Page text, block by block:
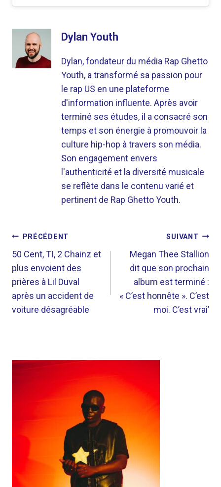
Dylan Youth
Dylan, fondateur du média Rap Ghetto
Youth, a transformé sa passion pour
le rap US en une plateforme
d'information influente. Après avoir
terminé ses études, il a consacré son
temps et son énergie à promouvoir la
culture hip-hop à travers son média.
Son engagement envers
l'authenticité et la diversité musicale
se reflète dans le contenu varié et
pertinent de Rap Ghetto Youth.
NAVIGATION
DE
L’ARTICLE
PRÉCÉDENT
50 Cent, TI, 2 Chainz et
plus envoient des
prières à Lil Duval
après un accident de
voiture désagréable
SUIVANT
Megan Thee Stallion
dit que son prochain
album est terminé :
« C’est honnête ». C’est
moi. C’est vrai’